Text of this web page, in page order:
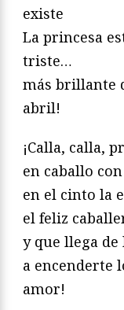
existe
La princesa
triste…
más brillante
abril!
¡Calla, calla,
en caballo
en el cinto la
el feliz
y que llega
a encenderte
amor!